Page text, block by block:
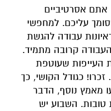
אסרטיביים
עליכם. למחפשי
עבודה להגשת
קרובה מתמיד.
העייפות שעוטפת
כגודל הקושי, כך
מאמץ נוסף, הדבר
טובות. השבוע יש